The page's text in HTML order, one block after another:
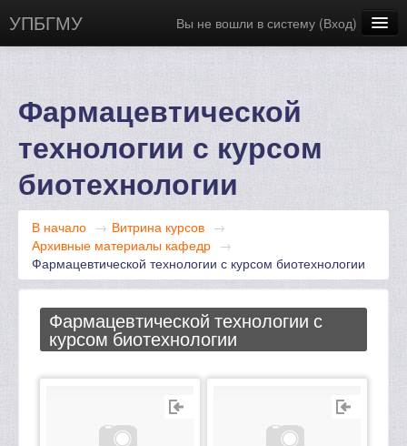
УПБГМУ Вы не вошли в систему (Вход)
Русский ‎(ru)‎
Фармацевтической
технологии с курсом
биотехнологии
В начало → Витрина курсов →
Архивные материалы кафедр →
Фармацевтической технологии с курсом биотехнологии
Фармацевтической технологии с
курсом биотехнологии